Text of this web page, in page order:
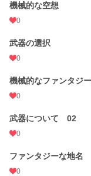
週間ポイント
月間ポイント
年間ポイント
機械的な空想
0
武器の選択
0
機械的なファンタジ
0
武器について 02
0
ファンタジーな地名
0